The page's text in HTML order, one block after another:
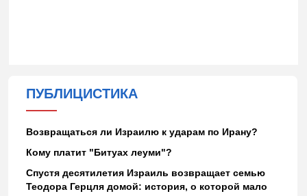
ПУБЛИЦИСТИКА
Возвращаться ли Израилю к ударам по Ирану?
Кому платит "Битуах леуми"?
Спустя десятилетия Израиль возвращает семью
Теодора Герцля домой: история, о которой мало